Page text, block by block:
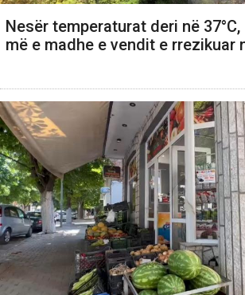
Nesër temperaturat deri në 37°C,
më e madhe e vendit e rrezikuar